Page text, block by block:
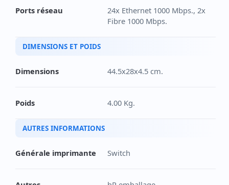
Ports réseau
24x Ethernet 1000 Mbps., 2x
Fibre 1000 Mbps.
DIMENSIONS ET POIDS
Dimensions 44.5x28x4.5 cm.
Poids 4.00 Kg.
AUTRES INFORMATIONS
Générale imprimante Switch